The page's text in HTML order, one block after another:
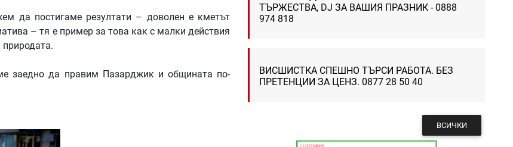
да постигаме резултати – доволен е кметът
– тя е пример за това как с малки действия
заедно да правим Пазарджик и общината по-
ТЪРЖЕСТВА, DJ ЗА ВАШИЯ ПРАЗНИК - 0888
974 818
ВИСШИСТКА СПЕШНО ТЪРСИ РАБОТА. БЕЗ
ПРЕТЕНЦИИ ЗА ЦЕНЗ. 0877 28 50 40
ВСИЧКИ